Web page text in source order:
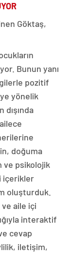
Göktaş,
Bunun yanı
pozitif
yönelik
doğuma
ve psikolojik
içerikler
oluşturduk.
aile içi
interaktif
cevap
iletişim,